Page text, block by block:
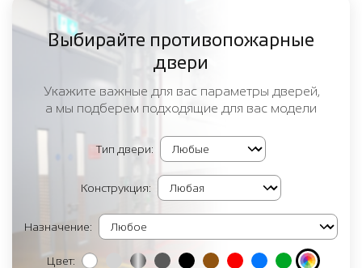
Выбирайте противопожарные
двери
Укажите важные для вас параметры дверей,
а мы подберем подходящие для вас модели
Тип двери:
Конструкция:
Назначение:
Цвет: